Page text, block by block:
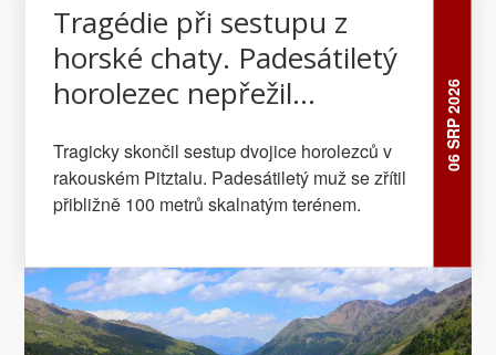
06 SRP 2026
Tragédie při sestupu z
horské chaty. Padesátiletý
horolezec nepřežil
Tragicky skončil sestup dvojice horolezců v
rakouském Pitztalu. Padesátiletý muž se zřítil
přibližně 100 metrů skalnatým terénem.